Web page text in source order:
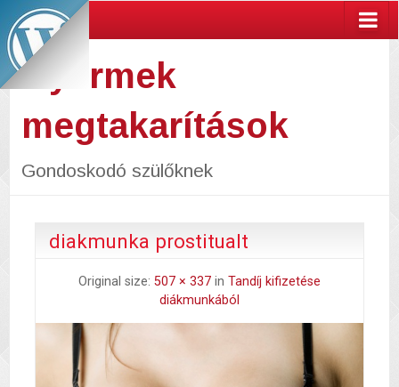
Gyermek
megtakarítások
Gondoskodó szülőknek
diakmunka prostitualt
Original size: 507 × 337 in Tandíj kifizetése
diákmunkából